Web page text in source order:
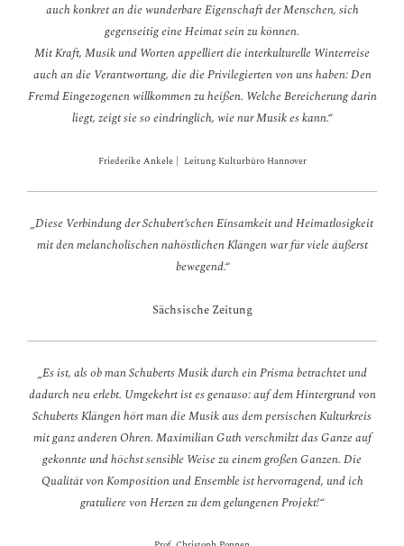
auch konkret an die wunderbare Eigenschaft der Menschen, sich
gegenseitig eine Heimat sein zu können.
Mit Kraft, Musik und Worten appelliert die interkulturelle Winterreise
auch an die Verantwortung, die die Privilegierten von uns haben: Den
Fremd Eingezogenen willkommen zu heißen. Welche Bereicherung darin
liegt, zeigt sie so eindringlich, wie nur Musik es kann.“
Friederike Ankele | Leitung Kulturbüro Hannover
„Diese Verbindung der Schubert’schen Einsamkeit und Heimatlosigkeit
mit den melancholischen nahöstlichen Klängen war für viele äußerst
bewegend.“
Sächsische Zeitung
„Es ist, als ob man Schuberts Musik durch ein Prisma betrachtet und
dadurch neu erlebt. Umgekehrt ist es genauso: auf dem Hintergrund von
Schuberts Klängen hört man die Musik aus dem persischen Kulturkreis
mit ganz anderen Ohren. Maximilian Guth verschmilzt das Ganze auf
gekonnte und höchst sensible Weise zu einem großen Ganzen. Die
Qualität von Komposition und Ensemble ist hervorragend, und ich
gratuliere von Herzen zu dem gelungenen Projekt!“